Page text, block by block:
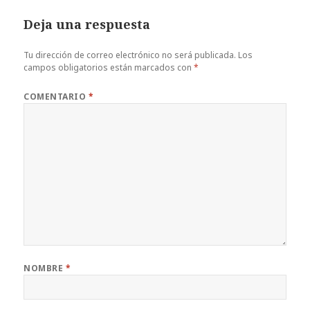
Deja una respuesta
Tu dirección de correo electrónico no será publicada. Los
campos obligatorios están marcados con*
COMENTARIO *
NOMBRE *